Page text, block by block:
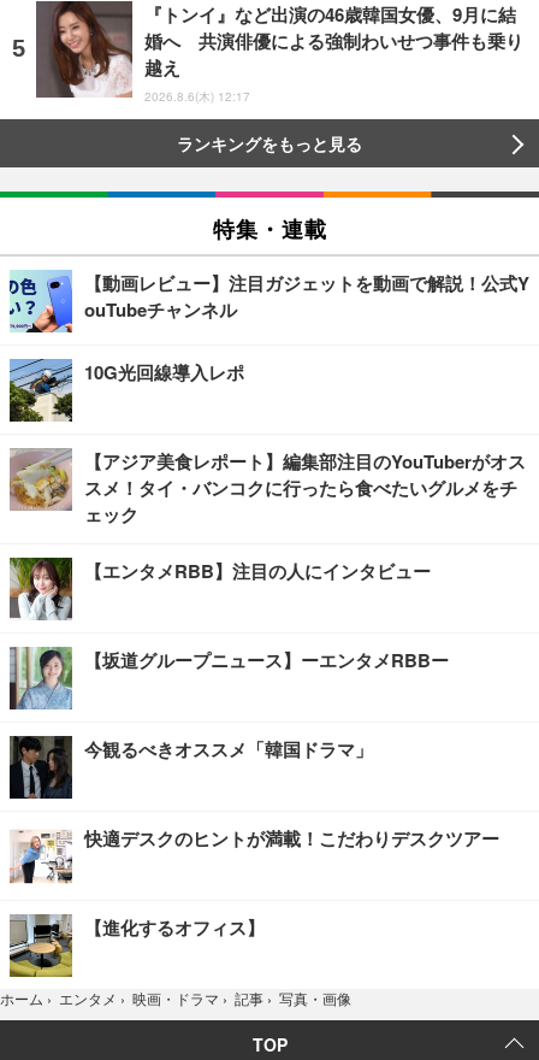
『トンイ』など出演の46歳韓国女優、9月に結
婚へ 共演俳優による強制わいせつ事件も乗り
越え
2026.8.6(木) 12:17
ランキングをもっと見る
特集・連載
【動画レビュー】注目ガジェットを動画で解説！公式Y
ouTubeチャンネル
10G光回線導入レポ
【アジア美食レポート】編集部注目のYouTuberがオス
スメ！タイ・バンコクに行ったら食べたいグルメをチ
ェック
【エンタメRBB】注目の人にインタビュー
【坂道グループニュース】ーエンタメRBBー
今観るべきオススメ「韓国ドラマ」
快適デスクのヒントが満載！こだわりデスクツアー
【進化するオフィス】
ホーム › エンタメ › 映画・ドラマ › 記事 › 写真・画像
TOP